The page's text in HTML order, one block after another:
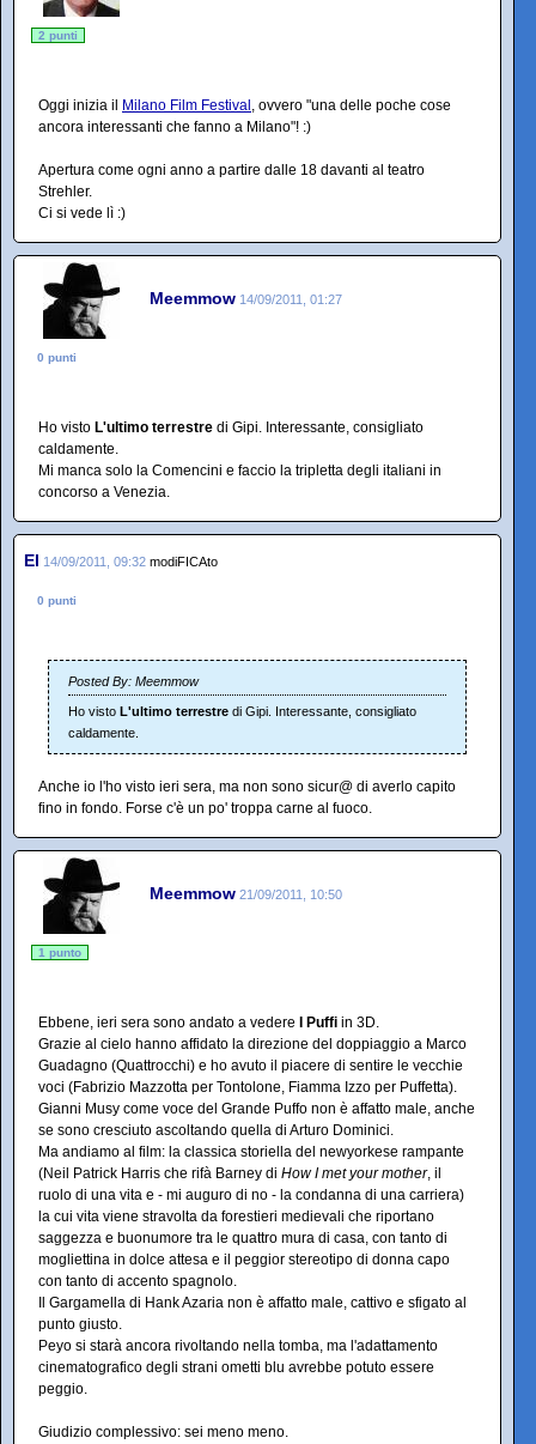
2 punti
Oggi inizia il Milano Film Festival , ovvero "una delle poche cose
ancora interessanti che fanno a Milano"! :)
Apertura come ogni anno a partire dalle 18 davanti al teatro
Strehler.
Ci si vede lì :)
Meemmow 14/09/2011, 01:27
0 punti
Ho visto L'ultimo terrestre di Gipi. Interessante, consigliato
caldamente.
Mi manca solo la Comencini e faccio la tripletta degli italiani in
concorso a Venezia.
El 14/09/2011, 09:32 modiFICAto
0 punti
Posted By: Meemmow
Ho visto L'ultimo terrestre di Gipi. Interessante, consigliato
caldamente.
Anche io l'ho visto ieri sera, ma non sono sicur@ di averlo capito
fino in fondo. Forse c'è un po' troppa carne al fuoco.
Meemmow 21/09/2011, 10:50
1 punto
Ebbene, ieri sera sono andato a vedere I Puffi in 3D.
Grazie al cielo hanno affidato la direzione del doppiaggio a Marco
Guadagno (Quattrocchi) e ho avuto il piacere di sentire le vecchie
voci (Fabrizio Mazzotta per Tontolone, Fiamma Izzo per Puffetta).
Gianni Musy come voce del Grande Puffo non è affatto male, anche
se sono cresciuto ascoltando quella di Arturo Dominici.
Ma andiamo al film: la classica storiella del newyorkese rampante
(Neil Patrick Harris che rifà Barney di How I met your mother, il
ruolo di una vita e - mi auguro di no - la condanna di una carriera)
la cui vita viene stravolta da forestieri medievali che riportano
saggezza e buonumore tra le quattro mura di casa, con tanto di
mogliettina in dolce attesa e il peggior stereotipo di donna capo
con tanto di accento spagnolo.
Il Gargamella di Hank Azaria non è affatto male, cattivo e sfigato al
punto giusto.
Peyo si starà ancora rivoltando nella tomba, ma l'adattamento
cinematografico degli strani ometti blu avrebbe potuto essere
peggio.
Giudizio complessivo: sei meno meno.